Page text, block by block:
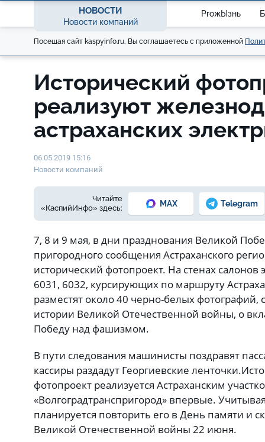
НОВОСТИ
Новости компаний
ProжЫзнь
Посещая сайт kaspyinfo.ru, Вы соглашаетесь с приложенной
Исторический
реализуют
астраханских
06.05.2019 15:16
Новости компаний
Читайте
«КаспийИнфо» здесь:
MAX Telegram
7, 8 и 9 мая, в дни празднования Великой
пригородного сообщения Астраханского
исторический фотопроект. На стенах
6031, 6032, курсирующих по маршруту
разместят около 40 черно-белых
истории Великой Отечественной войны, о
Победу над фашизмом.
В пути следования машинисты поздравят
кассиры раздадут Георгиевские ленточки.
фотопроект реализуется Астраханским
«Волгоградтранспригород» впервые.
планируется повторить его в День памяти и
Великой Отечественной войны 22 июня.